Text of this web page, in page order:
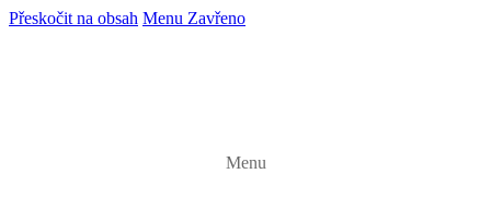
Přeskočit na obsah Menu Zavřeno
Menu